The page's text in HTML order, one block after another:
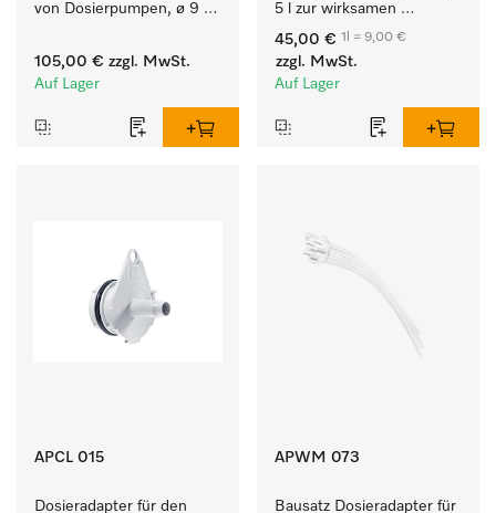
von Dosierpumpen, ø 9
Füllmenge.
105,00 € zzgl. MwSt.
Auf Lager
5 l zur wirksamen
Entfernung von
hartnäckigen Flecken.
45,00 € 1l = 9,00 €
zzgl. MwSt.
Auf Lager
APCL 015
Dosieradapter für den
APWM 073
Bausatz Dosieradapter für